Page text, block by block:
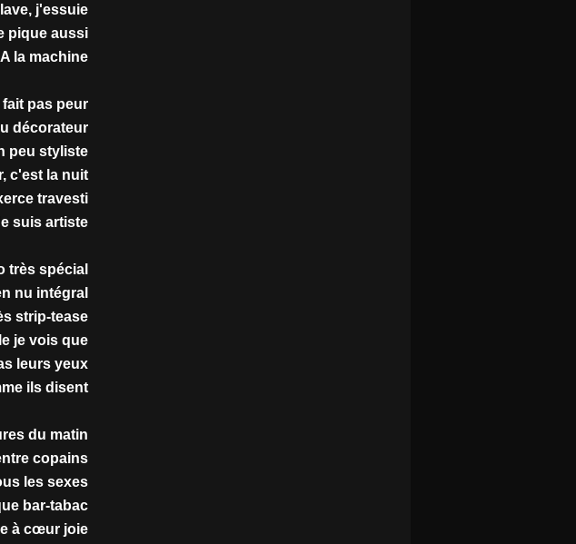
j'essuie
pique aussi
A la machine
fait pas peur
décorateur
peu styliste
c'est la nuit
travesti
suis artiste
très spécial
nu intégral
strip-tease
je vois que
leurs yeux
ils disent
du matin
copains
les sexes
bar-tabac
à cœur joie